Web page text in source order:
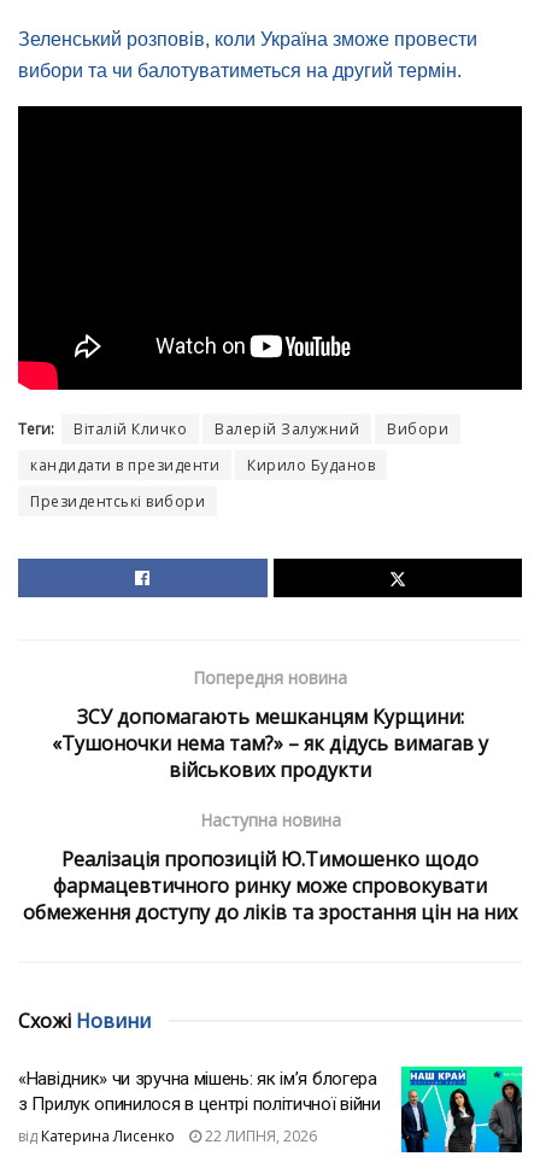
Зеленський розповів, коли Україна зможе провести
вибори та чи балотуватиметься на другий термін.
Теги: Віталій Кличко Валерій Залужний
Вибори
кандидати в президенти
Кирило Буданов
Президентські вибори
Попередня новина
ЗСУ допомагають мешканцям Курщини:
«Тушоночки нема там?» – як дідусь вимагав у
військових продукти
Наступна новина
Реалізація пропозицій Ю.Тимошенко щодо
фармацевтичного ринку може спровокувати
обмеження доступу до ліків та зростання цін на них
Схожі Новини
«Навідник» чи зручна мішень: як ім’я блогера
з Прилук опинилося в центрі політичної війни
від Катерина Лисенко 22 ЛИПНЯ, 2026